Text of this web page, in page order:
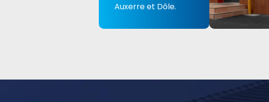
Auxerre et Dôle.